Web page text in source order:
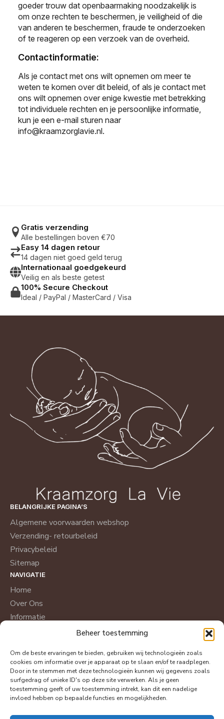
Beheer toestemming
Om de beste ervaringen te bieden, gebruiken wij technologieën zoals
cookies om informatie over je apparaat op te slaan en/of te raadplegen.
Door in te stemmen met deze technologieën kunnen wij gegevens zoals
surfgedrag of unieke ID's op deze site verwerken. Als je geen
toestemming geeft of uw toestemming intrekt, kan dit een nadelige
invloed hebben op bepaalde functies en mogelijkheden.
goeder trouw dat openbaarmaking noodzakelijk is
om onze rechten te beschermen, je veiligheid of die
van anderen te beschermen, fraude te onderzoeken
of te reageren op een verzoek van de overheid.
Contactinformatie:
Als je contact met ons wilt opnemen om meer te
weten te komen over dit beleid, of als je contact met
ons wilt opnemen over enige kwestie met betrekking
tot individuele rechten en je persoonlijke informatie,
kun je een e-mail sturen naar
info@kraamzorglavie.nl.
Gratis verzending
Alle bestellingen boven €70
Easy 14 dagen retour
14 dagen niet goed geld terug
Internationaal goedgekeurd
Veilig en als beste getest
100% Secure Checkout
Ideal / PayPal / MasterCard / Visa
BELANGRIJKE PAGINA’S
Algemene voorwaarden webshop
Verzending- retourbeleid
Privacybeleid
Sitemap
NAVIGATIE
Home
Over Ons
Informatie
Shop
CONTACT
Contact
Aanmelden Kraamzorg